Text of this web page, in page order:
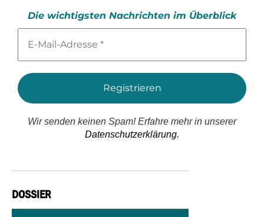
Die wichtigsten Nachrichten im Überblick
Mail-
*
Wir senden keinen Spam! Erfahre mehr in unserer
Datenschutzerklärung.
DOSSIER